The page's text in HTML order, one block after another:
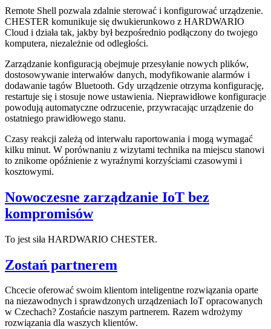
Remote Shell pozwala zdalnie sterować i konfigurować urządzenie.
CHESTER komunikuje się dwukierunkowo z HARDWARIO
Cloud i działa tak, jakby był bezpośrednio podłączony do twojego
komputera, niezależnie od odległości.
Zarządzanie konfiguracją obejmuje przesyłanie nowych plików,
dostosowywanie interwałów danych, modyfikowanie alarmów i
dodawanie tagów Bluetooth. Gdy urządzenie otrzyma konfigurację,
restartuje się i stosuje nowe ustawienia. Nieprawidłowe konfiguracje
powodują automatyczne odrzucenie, przywracając urządzenie do
ostatniego prawidłowego stanu.
Czasy reakcji zależą od interwału raportowania i mogą wymagać
kilku minut. W porównaniu z wizytami technika na miejscu stanowi
to znikome opóźnienie z wyraźnymi korzyściami czasowymi i
kosztowymi.
Nowoczesne zarządzanie IoT bez
kompromisów
To jest siła HARDWARIO CHESTER.
Zostań partnerem
Chcecie oferować swoim klientom inteligentne rozwiązania oparte
na niezawodnych i sprawdzonych urządzeniach IoT opracowanych
w Czechach? Zostańcie naszym partnerem. Razem wdrożymy
rozwiązania dla waszych klientów.